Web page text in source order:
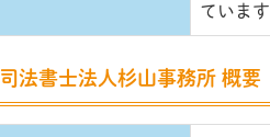
ています
司法書士法人杉山事務所 概要